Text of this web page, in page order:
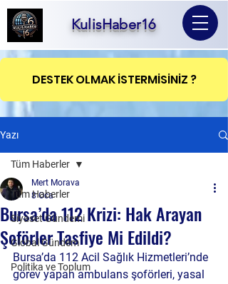
KulisHaber16
DESTEK OLMAK İSTERMİSİNİZ ?
Yazı
Tüm Haberler
Siyaset Gündemi
Global Gündem
Politika ve Toplum
Tüm Haberler
Bursa’da 112 Krizi: Hak Arayan
Şoförler Tasfiye Mi Edildi?
Mert Morava
8 Oca
Bursa’da 112 Acil Sağlık Hizmetleri’nde
görev yapan ambulans şoförleri, yasal